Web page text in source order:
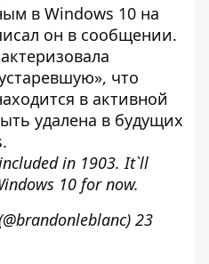
в Windows 10 на
он в сообщении.
что
в активной
удалена в будущих
in 1903. It`ll
10 for now.
23